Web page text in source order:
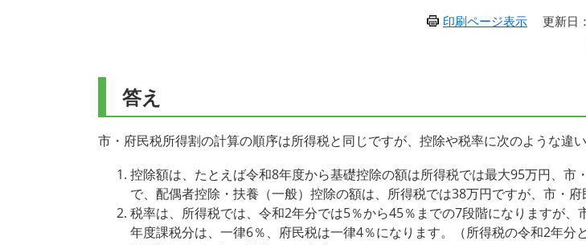
印刷ページ表示 更新日
答え
市・府民税所得割の計算の順序は所得税と同じですが、控除や税率に次のような違い
控除額は、たとえば令和8年度から基礎控除の額は所得税では最大95万円、市
で、配偶者控除・扶養（一般）控除の額は、所得税では38万円ですが、市・府
税率は、所得税では、令和2年分では5％から45％までの7段階になりますが、
年度課税分は、一律6％、府民税は一律4％になります。（所得税の令和2年分